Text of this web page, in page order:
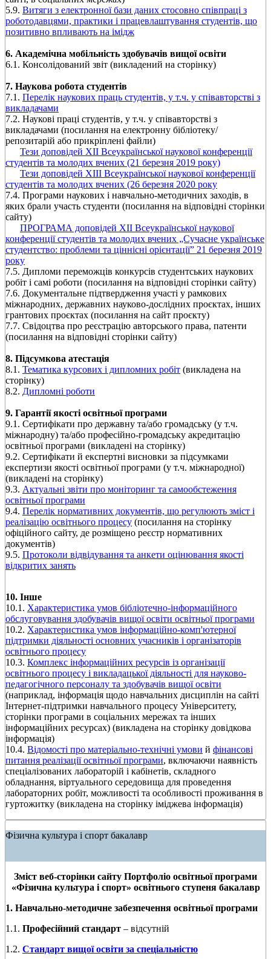
5.9. Витяги з електронної бази даних стосовно співпраці з
роботодавцями, практики і працевлаштування студентів, що
позитивно впливають на імідж
6. Академічна мобільність здобувачів вищої освіти
6.1. Консолідований звіт (викладений на сторінку)
7. Наукова робота студентів
7.1. Перелік наукових праць студентів, у т.ч. у співавторстві з
викладачами
7.2. Наукові праці студентів, у т.ч. у співавторстві з
викладачами (посилання на електронну бібліотеку/
репозитарій або прикріплені файли)
Тези доповідей ХІІ Всеукраїнської наукової конференції
студентів та молодих вчених (21 березня 2019 року)
Тези доповідей ХІІІ Всеукраїнської наукової конференції
студентів та молодих вчених (26 березня 2020 року
7.4. Програми наукових і навчально-методичних заходів, в
яких брали участь студенти (посилання на відповідні сторінки
сайту)
ПРОГРАМА доповідей ХІІ Всеукраїнської наукової
конференції студентів та молодих вчених „Сучасне українське
студентство: проблеми та ціннісні орієнтації” 21 березня 2019
року
7.5. Дипломи переможців конкурсів студентських наукових
робіт і самі роботи (посилання на відповідні сторінки сайту)
7.6. Документальне підтвердження участі у рамкових
міжнародних, державних науково-дослідних проєктах, інших
грантових проєктах (посилання на сайт проєкту)
7.7. Свідоцтва про реєстрацію авторського права, патенти
(посилання на відповідні сторінки сайту)
8. Підсумкова атестація
8.1. Тематика курсових і дипломних робіт (викладена на
сторінку)
8.2. Дипломні роботи
9. Гарантії якості освітньої програми
9.1. Сертифікати про державну та/або громадську (у т.ч.
міжнародну) та/або професійно-громадську акредитацію
освітньої програми (викладені на сторінку)
9.2. Сертифікати й експертні висновки за підсумками
експертизи якості освітньої програми (у т.ч. міжнародної)
(викладені на сторінку)
9.3. Актуальні звіти про моніторинг та самообстеження
освітньої програми
9.4. Перелік нормативних документів, що регулюють зміст і
реалізацію освітнього процесу (посилання на сторінку
офіційного сайту, де розміщено реєстр нормативних
документів)
9.5. Протоколи відвідування та анкети оцінювання якості
відкритих занять
10. Інше
10.1. Характеристика умов бібліотечно-інформаційного
обслуговування здобувачів вищої освіти освітньої програми
10.2. Характеристика умов інформаційно-комп'ютерної
підтримки діяльності основних учасників і організаторів
освітнього процесу
10.3. Комплекс інформаційних ресурсів із організації
освітнього процесу і викладацької діяльності для науково-
педагогічного персоналу та здобувачів вищої освіти
(наприклад, інформація щодо навчальних дисциплін на сайті
Інтернет-підтримки навчального процесу Університету,
сторінки програми в соціальних мережах та інших
інформаційних ресурсах) (викладена на сторінку довідкова
інформація)
10.4. Відомості про матеріально-технічні умови й фінансові
питання реалізації освітньої програми, включаючи наявність
спеціалізованих лабораторій і кабінетів, складного
обладнання, віртуального середовища для проведення
лабораторних робіт, можливості та особливості проживання в
гуртожитку (викладена на сторінку іміджева інформація)
Фізична культура і спорт бакалавр
Зміст веб-сторінки сайту Портфоліо освітньої програми
«Фізична культура і спорт» освітнього ступеня бакалавр
1. Навчально-методичне забезпечення освітньої програми
1.1. Професійний стандарт – відсутній
1.2. Стандарт вищої освіти за спеціальністю